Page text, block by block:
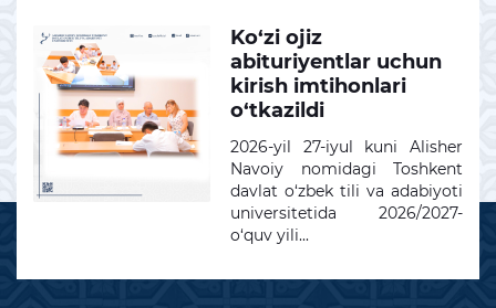
Ko‘zi ojiz
abituriyentlar uchun
kirish imtihonlari
o‘tkazildi
2026-yil 27-iyul kuni Alisher
Navoiy nomidagi Toshkent
davlat o‘zbek tili va adabiyoti
universitetida 2026/2027-
o‘quv yili...